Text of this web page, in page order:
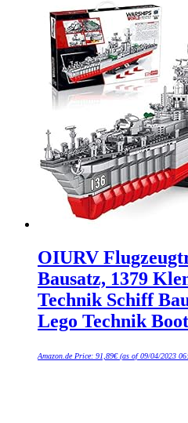
OIURV
Bausatz, 1379
Technik Schiff
Lego Technik
Amazon.de Price: 91,89€(as of 09/04/2023